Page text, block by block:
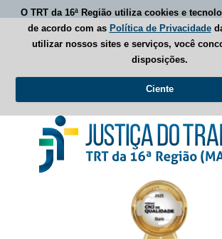
O TRT da 16ª Região utiliza cookies e
de acordo com as Política de Privacidade
utilizar nossos sites e serviços, você
disposições.
Ciente